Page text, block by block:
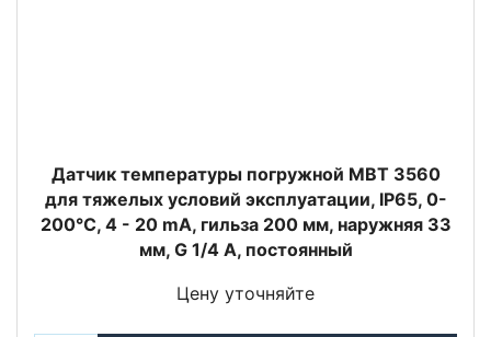
Датчик температуры погружной MBT 3560
для тяжелых условий эксплуатации, IP65, 0-
200°C, 4 - 20 mA, гильза 200 мм, наружняя 33
мм, G 1/4 A, постоянный
Цену уточняйте